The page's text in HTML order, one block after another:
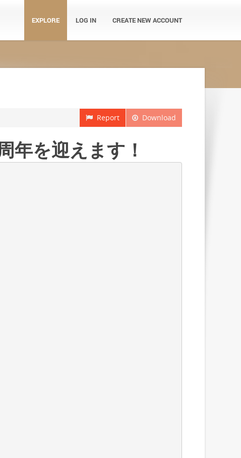
EXPLORE LOG IN CREATE NEW ACCOUNT
Download
Report
年を迎えます！